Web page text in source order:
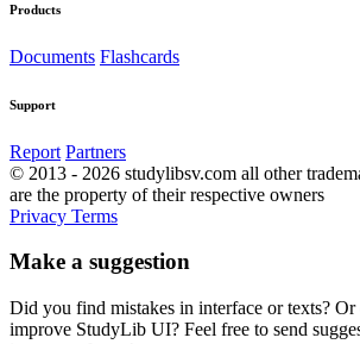
Products
Documents Flashcards
Support
Report Partners
© 2013 - 2026 studylibsv.com all other
are the property of their respective owners
Privacy Terms
Make a suggestion
Did you find mistakes in interface or texts?
improve StudyLib UI? Feel free to send